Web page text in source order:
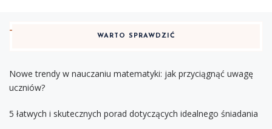
WARTO SPRAWDZIĆ
Nowe trendy w nauczaniu matematyki: jak przyciągnąć uwagę
uczniów?
5 łatwych i skutecznych porad dotyczących idealnego śniadania